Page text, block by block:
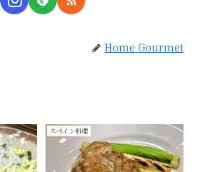
Home Gourmet
スペイン料理